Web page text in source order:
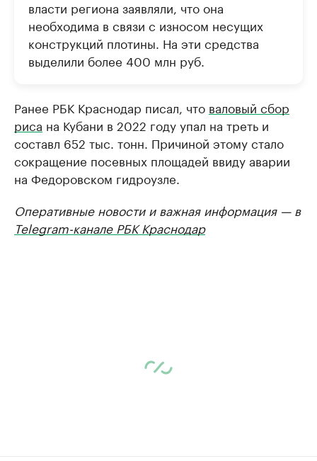
власти региона заявляли, что она
необходима в связи с износом несущих
конструкций плотины. На эти средства
выделили более 400 млн руб.
Ранее РБК Краснодар писал, что валовый сбор
риса на Кубани в 2022 году упал на треть и
составл 652 тыс. тонн. Причиной этому стало
сокращение посевных площадей ввиду аварии
на Федоровском гидроузле.
Оперативные новости и важная информация — в
Telegram-канале РБК Краснодар